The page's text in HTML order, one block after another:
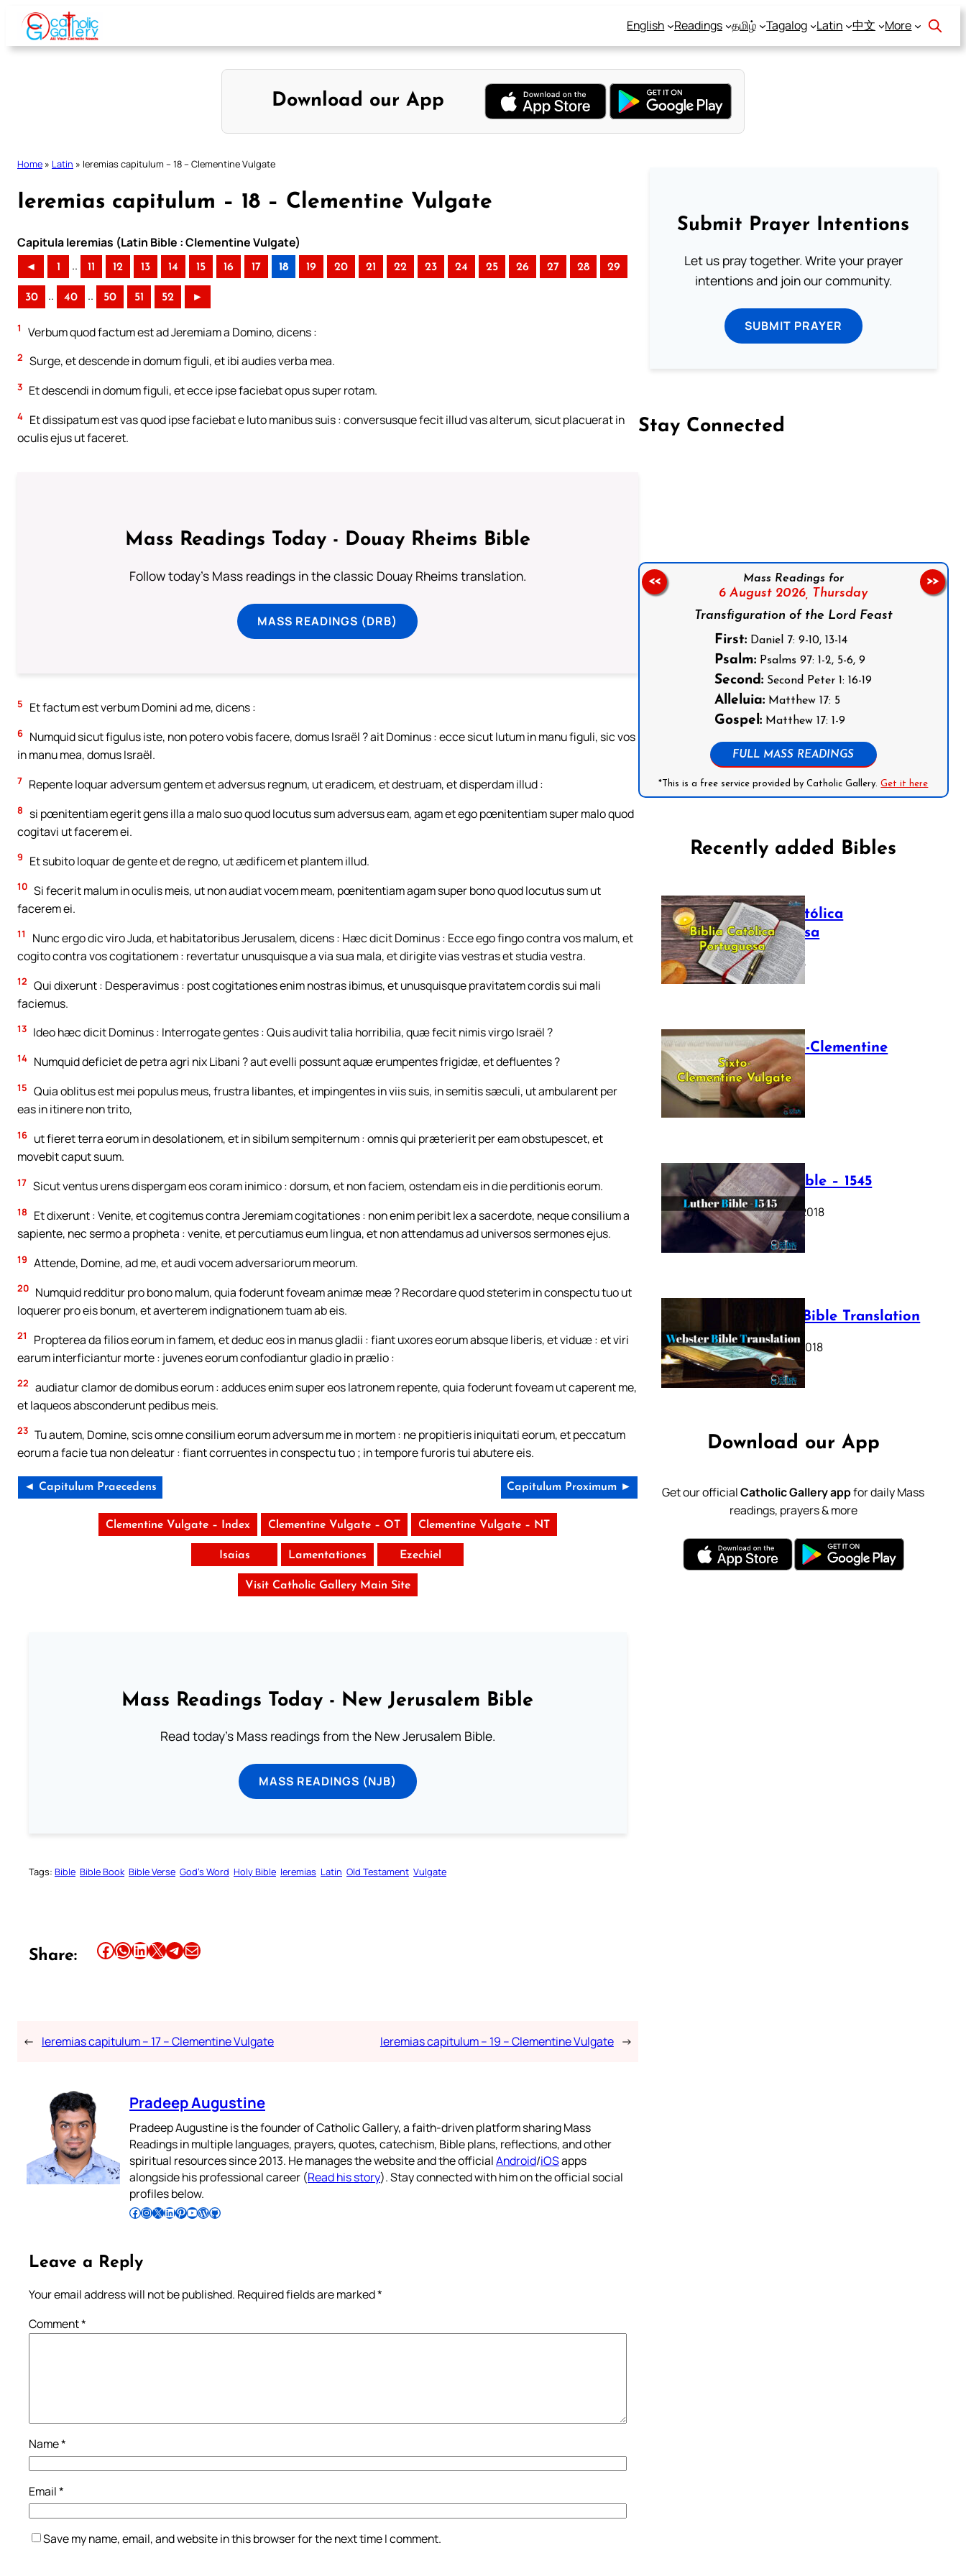
Skip
content
English Readings தமிழ் Tagalog Latin 中文 More
Download our App
Home » Latin » Ieremias capitulum – 18 – Clementine Vulgate
Ieremias capitulum – 18 – Clementine Vulgate
Capitula Ieremias (Latin Bible : Clementine Vulgate)
◄ 1 .. 11 12 13 14 15 16 17 18 19 20 21 22 23 24 25 26 27 28 29
30 .. 40 .. 50 51 52 ►
1 Verbum quod factum est ad Jeremiam a Domino, dicens :
2 Surge, et descende in domum figuli, et ibi audies verba mea.
3 Et descendi in domum figuli, et ecce ipse faciebat opus super rotam.
4 Et dissipatum est vas quod ipse faciebat e luto manibus suis : conversusque fecit illud vas alterum, sicut placuerat in
oculis ejus ut faceret.
Mass Readings Today - Douay Rheims Bible
Follow today's Mass readings in the classic Douay Rheims translation.
MASS READINGS (DRB)
5 Et factum est verbum Domini ad me, dicens :
6 Numquid sicut figulus iste, non potero vobis facere, domus Israël ? ait Dominus : ecce sicut lutum in manu figuli, sic vos
in manu mea, domus Israël.
7 Repente loquar adversum gentem et adversus regnum, ut eradicem, et destruam, et disperdam illud :
8
si pœnitentiam egerit gens illa a malo suo quod locutus sum adversus eam, agam et ego pœnitentiam super malo quod
cogitavi ut facerem ei.
9 Et subito loquar de gente et de regno, ut ædificem et plantem illud.
10 Si fecerit malum in oculis meis, ut non audiat vocem meam, pœnitentiam agam super bono quod locutus sum ut
facerem ei.
11
Nunc ergo dic viro Juda, et habitatoribus Jerusalem, dicens : Hæc dicit Dominus : Ecce ego fingo contra vos malum, et
cogito contra vos cogitationem : revertatur unusquisque a via sua mala, et dirigite vias vestras et studia vestra.
12 Qui dixerunt : Desperavimus : post cogitationes enim nostras ibimus, et unusquisque pravitatem cordis sui mali
faciemus.
13 Ideo hæc dicit Dominus : Interrogate gentes : Quis audivit talia horribilia, quæ fecit nimis virgo Israël ?
14 Numquid deficiet de petra agri nix Libani ? aut evelli possunt aquæ erumpentes frigidæ, et defluentes ?
15 Quia oblitus est mei populus meus, frustra libantes, et impingentes in viis suis, in semitis sæculi, ut ambularent per
eas in itinere non trito,
16 ut fieret terra eorum in desolationem, et in sibilum sempiternum : omnis qui præterierit per eam obstupescet, et
movebit caput suum.
17 Sicut ventus urens dispergam eos coram inimico : dorsum, et non faciem, ostendam eis in die perditionis eorum.
18
Et dixerunt : Venite, et cogitemus contra Jeremiam cogitationes : non enim peribit lex a sacerdote, neque consilium a
sapiente, nec sermo a propheta : venite, et percutiamus eum lingua, et non attendamus ad universos sermones ejus.
19 Attende, Domine, ad me, et audi vocem adversariorum meorum.
20 Numquid redditur pro bono malum, quia foderunt foveam animæ meæ ? Recordare quod steterim in conspectu tuo ut
loquerer pro eis bonum, et averterem indignationem tuam ab eis.
21
Propterea da filios eorum in famem, et deduc eos in manus gladii : fiant uxores eorum absque liberis, et viduæ : et viri
earum interficiantur morte : juvenes eorum confodiantur gladio in prælio :
22 audiatur clamor de domibus eorum : adduces enim super eos latronem repente, quia foderunt foveam ut caperent me,
et laqueos absconderunt pedibus meis.
23 Tu autem, Domine, scis omne consilium eorum adversum me in mortem : ne propitieris iniquitati eorum, et peccatum
eorum a facie tua non deleatur : fiant corruentes in conspectu tuo ; in tempore furoris tui abutere eis.
◄ Capitulum Praecedens Capitulum Proximum ►
Clementine Vulgate – Index Clementine Vulgate – OT Clementine Vulgate – NT
Isaias Lamentationes Ezechiel
Visit Catholic Gallery Main Site
Mass Readings Today - New Jerusalem Bible
Read today's Mass readings from the New Jerusalem Bible.
MASS READINGS (NJB)
Tags: Bible Bible Book Bible Verse God’s Word Holy Bible Ieremias Latin Old Testament Vulgate
Share: Share this article on Facebook Share this article on WhatsApp Share this article on LinkedIn Share this article on X Share this article on TelegramEmail this Article
← Ieremias capitulum – 17 – Clementine Vulgate Ieremias capitulum – 19 – Clementine Vulgate →
Pradeep Augustine
Pradeep Augustine is the founder of Catholic Gallery, a faith-driven platform sharing Mass
Readings in multiple languages, prayers, quotes, catechism, Bible plans, reflections, and other
spiritual resources since 2013. He manages the website and the officialAndroid/iOSapps
alongside his professional career (Read his story). Stay connected with him on the official social
profiles below.
Follow Pradeep on Facebook Follow Pradeep on InstagramFollow Pradeep on X Follow Pradeep on LinkedIn Follow Pradeep on Pinterest Subscribe to Pradeep’s Youtube Channel Follow Pradeep on WordPress Follow Pradeep on GitHub
Leave a Reply
Your email address will not be published. Required fields are marked*
Comment*
Name*
Email*
Save my name, email, and website in this browser for the next time I comment.
Submit Prayer Intentions
Let us pray together. Write your prayer
intentions and join our community.
SUBMIT PRAYER
Stay Connected
Mass Readings for
6 August 2026, Thursday
Transfiguration of the Lord Feast
First: Daniel 7: 9-10, 13-14
Psalm: Psalms 97: 1-2, 5-6, 9
Second: Second Peter 1: 16-19
Alleluia: Matthew 17: 5
Gospel: Matthew 17: 1-9
FULL MASS READINGS
*This is a free service provided by Catholic Gallery.Get it here
<< >>
Recently added Bibles
Bíblia Católica
Portuguesa
July 16, 2025
The Sixto-Clementine
Vulgate
July 12, 2025
Luther Bible – 1545
October 17, 2018
Webster Bible Translation
October 11, 2018
Download our App
Get our officialCatholic Gallery appfor daily Mass
readings, prayers & more